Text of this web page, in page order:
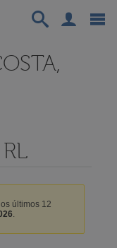
últimos 12
.